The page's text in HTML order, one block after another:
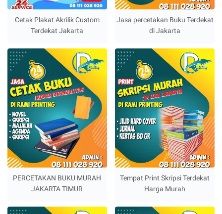
Cetak Plakat Akrilik Custom
Terdekat Jakarta
Jasa percetakan Buku Terdekat
di Jakarta
PERCETAKAN BUKU MURAH
JAKARTA TIMUR
Tempat Print Skripsi Terdekat
Harga Murah